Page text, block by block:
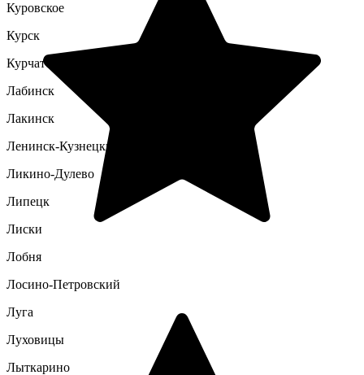
Куровское
Курск
Курчатов
Лабинск
Лакинск
Ленинск-Кузнецкий
Ликино-Дулево
Липецк
Лиски
Лобня
Лосино-Петровский
Луга
Луховицы
Лыткарино